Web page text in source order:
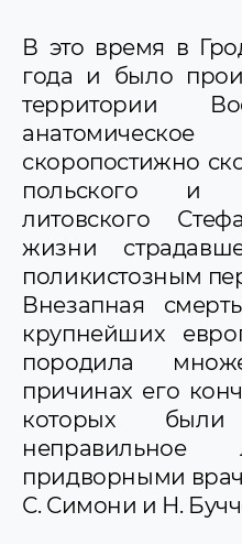
В это время в
года и было
территории
скоропостижно
польского и
литовского
жизни
поликистозным
Внезапная
крупнейших
породила
причинах его
которых
неправильное
придворными
С. Симони и Н.